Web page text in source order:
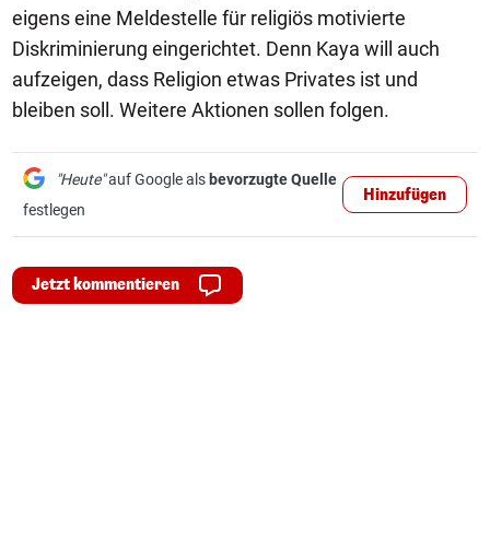
eigens eine Meldestelle für religiös motivierte
Diskriminierung eingerichtet. Denn Kaya will auch
aufzeigen, dass Religion etwas Privates ist und
bleiben soll. Weitere Aktionen sollen folgen.
"Heute"auf Google als bevorzugte Quelle
festlegen
Hinzufügen
Jetzt kommentieren